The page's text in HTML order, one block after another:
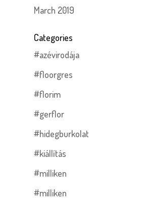
March 2019
Categories
#azévirodája
#floorgres
#florim
#gerflor
#hidegburkolat
#kiállítás
#milliken
#milliken